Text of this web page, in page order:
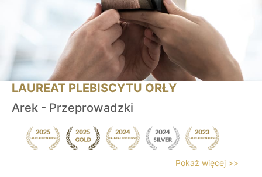
LAUREAT PLEBISCYTU ORŁY
Arek - Przeprowadzki
Pokaż więcej >>